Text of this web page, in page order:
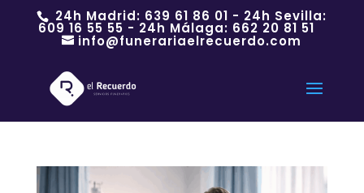
24h Madrid: 639 61 86 01 - 24h Sevilla:
609 16 55 55 - 24h Málaga: 662 20 81 51
info@funerariaelrecuerdo.com